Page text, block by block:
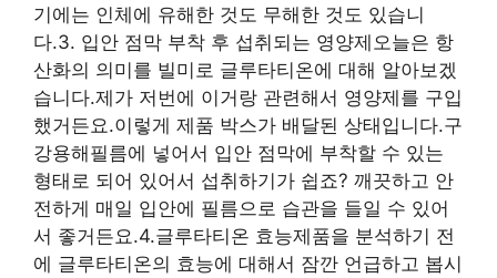
기에는 인체에 유해한 것도 무해한 것도 있습니
다.3. 입안 점막 부착 후 섭취되는 영양제오늘은 항
산화의 의미를 빌미로 글루타티온에 대해 알아보겠
습니다.제가 저번에 이거랑 관련해서 영양제를 구입
했거든요.이렇게 제품 박스가 배달된 상태입니다.구
강용해필름에 넣어서 입안 점막에 부착할 수 있는
형태로 되어 있어서 섭취하기가 쉽죠? 깨끗하고 안
전하게 매일 입안에 필름으로 습관을 들일 수 있어
서 좋거든요.4.글루타티온 효능제품을 분석하기 전
에 글루타티온의 효능에 대해서 잠깐 언급하고 봅시